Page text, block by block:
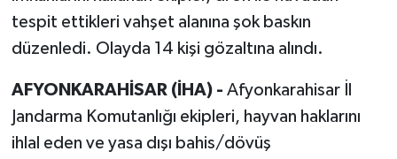
tespit ettikleri vahşet alanına şok baskın
düzenledi. Olayda 14 kişi gözaltına alındı.
AFYONKARAHİSAR (İHA) - Afyonkarahisar İl
Jandarma Komutanlığı ekipleri, hayvan haklarını
ihlal eden ve yasa dışı bahis/dövüş